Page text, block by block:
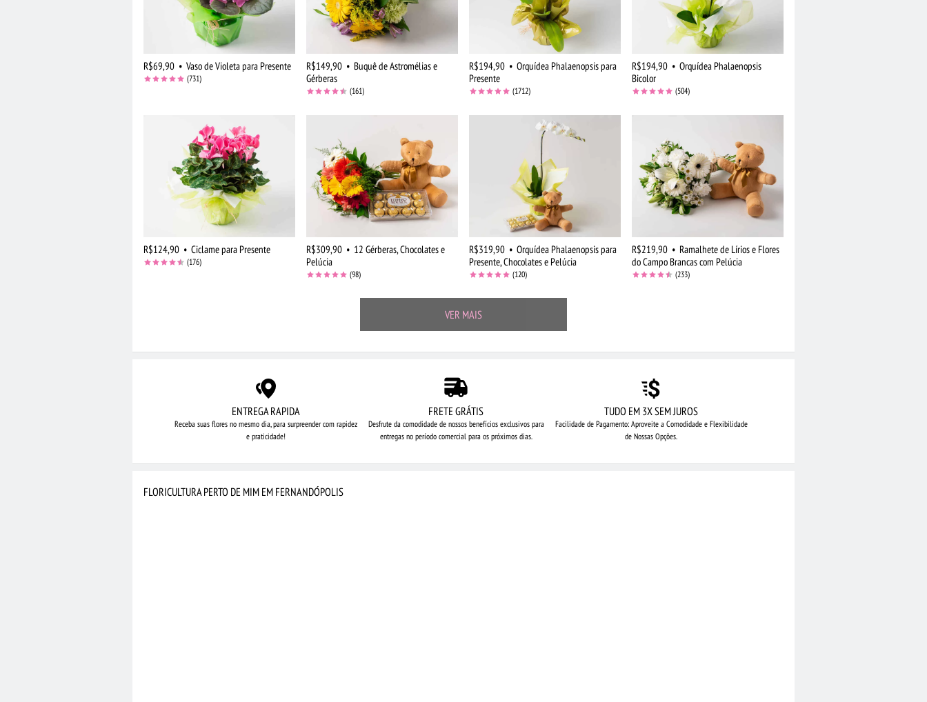
R$69,90 • Vaso de Violeta para Presente
(731)
R$149,90 • Buquê de Astromélias e
Gérberas
(161)
R$194,90 • Orquídea Phalaenopsis para
Presente
(1712)
R$194,90 • Orquídea Phalaenopsis
Bicolor
(504)
R$124,90 • Ciclame para Presente
(176)
R$309,90 • 12 Gérberas, Chocolates e
Pelúcia
(98)
R$319,90 • Orquídea Phalaenopsis para
Presente, Chocolates e Pelúcia
(120)
R$219,90 • Ramalhete de Lírios e Flores
do Campo Brancas com Pelúcia
(233)
VER MAIS
ENTREGA RAPIDA
Receba suas flores no mesmo dia,para surpreender com rapidez
e praticidade!
FRETE GRÁTIS
Desfrute da comodidade de nossosbenefícios exclusivos para
entregas no período comercial para os próximos dias.
TUDO EM 3X SEM JUROS
Facilidade de Pagamento: Aproveitea Comodidade e Flexibilidade
de Nossas Opções.
FLORICULTURA PERTO DE MIM EM FERNANDÓPOLIS